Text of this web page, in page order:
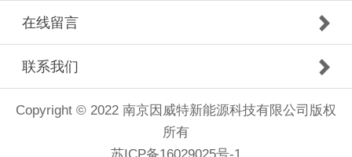
在线留言
联系我们
Copyright © 2022 南京因威特新能源科技有限公司版权
所有